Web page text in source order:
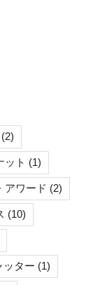
(2)
ット (1)
アワード (2)
(10)
ッター (1)